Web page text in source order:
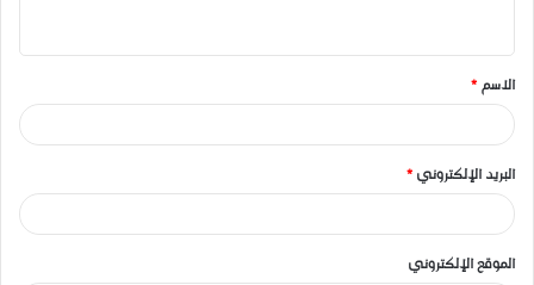
ق
*
الاسم *
البريد الإلكتروني *
الموقع الإلكتروني